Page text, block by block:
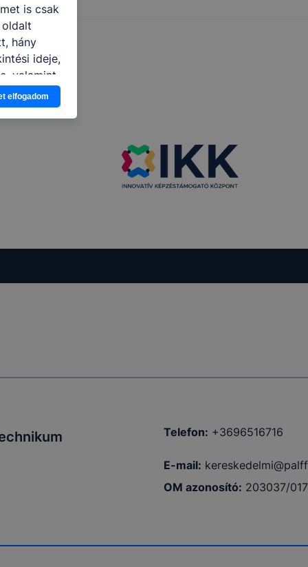
Telefon: +3696516716
E-mail:
OM azonosító: 203037/017
is csak
hány
ideje,
valamint
táblázat
elfogadom